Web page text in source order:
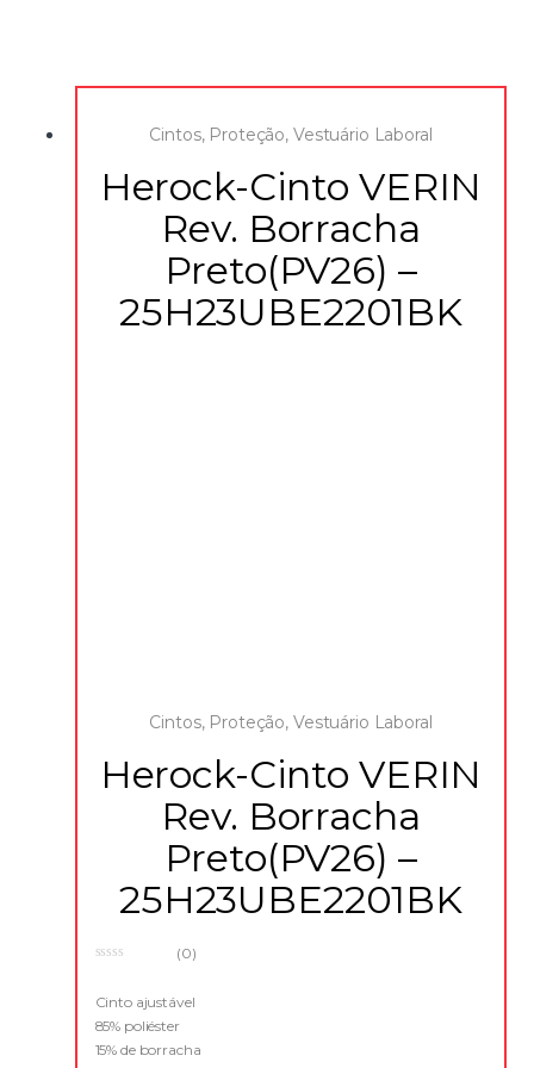
Cintos, Proteção, Vestuário Laboral
Herock-Cinto VERIN
Rev. Borracha
Preto(PV26) –
25H23UBE2201BK
Cintos, Proteção, Vestuário Laboral
Herock-Cinto VERIN
Rev. Borracha
Preto(PV26) –
25H23UBE2201BK
u
o
f
5
(0)
Cinto ajustável
85% poliéster
15% de borracha